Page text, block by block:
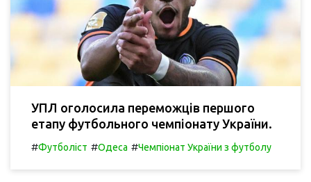
УПЛ оголосила переможців першого
етапу футбольного чемпіонату України.
#Футболіст #Одеса #Чемпіонат України з футболу